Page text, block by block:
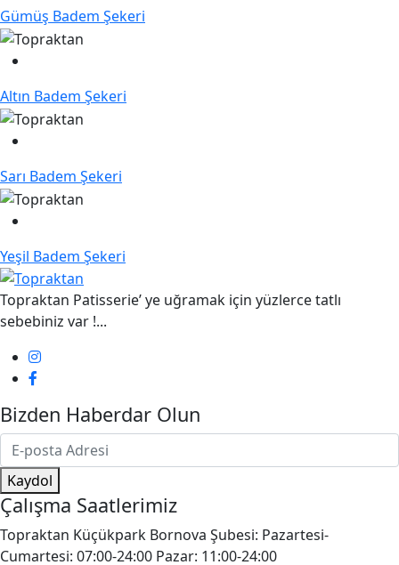
Gümüş Badem Şekeri
Altın Badem Şekeri
Sarı Badem Şekeri
Yeşil Badem Şekeri
Topraktan Patisserie’ ye uğramak için yüzlerce tatlı
sebebiniz var !...
Bizden Haberdar Olun
Kaydol
Çalışma Saatlerimiz
Topraktan Küçükpark Bornova Şubesi: Pazartesi-
Cumartesi: 07:00-24:00 Pazar: 11:00-24:00